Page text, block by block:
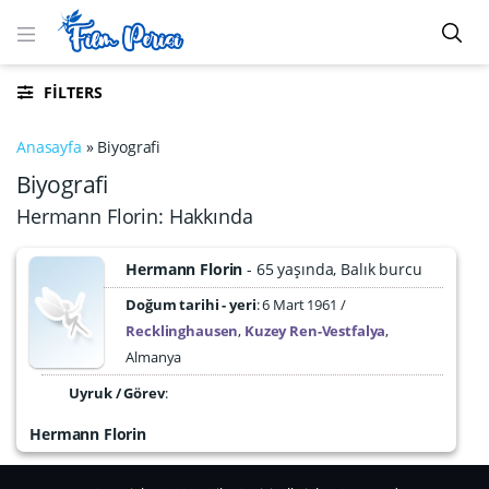
FILTERS
Anasayfa » Biyografi
Biyografi
Hermann Florin: Hakkında
Hermann Florin 65 yaşında Balık burcu
Doğum tarihi - yeri 6 Mart 1961
Recklinghausen, Kuzey Ren-Vestfalya,
Almanya
Uyruk / Görev:
Hermann Florin